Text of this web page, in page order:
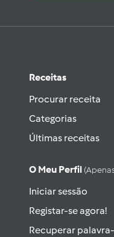
Receitas
Procurar receita
Categorias
Últimas receitas
O Meu Perfil
Iniciar sessão
Registar-se agora!
Recuperar